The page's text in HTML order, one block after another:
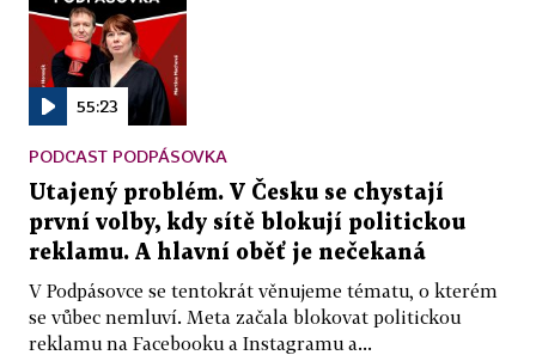
55:23
PODCAST PODPÁSOVKA
Utajený problém. V Česku se chystají
první volby, kdy sítě blokují politickou
reklamu. A hlavní oběť je nečekaná
V Podpásovce se tentokrát věnujeme tématu, o kterém
se vůbec nemluví. Meta začala blokovat politickou
reklamu na Facebooku a Instagramu a...